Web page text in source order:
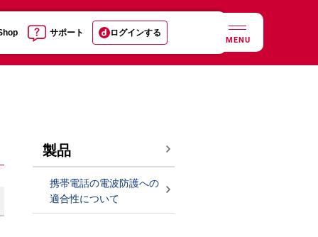
サポート ログインする
MENU
製品
携帯電話の電波防護への
適合性について